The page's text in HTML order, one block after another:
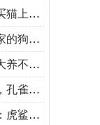
，布
没有
的冷
排第
第二